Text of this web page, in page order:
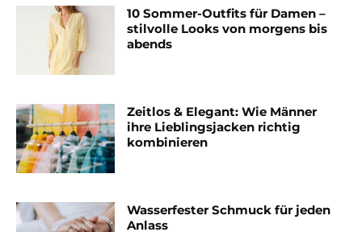
10 Sommer-Outfits für Damen –
stilvolle Looks von morgens bis
abends
Zeitlos & Elegant: Wie Männer
ihre Lieblingsjacken richtig
kombinieren
Wasserfester Schmuck für jeden
Anlass